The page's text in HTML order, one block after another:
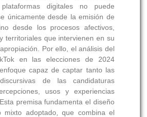
digitales no puede
únicamente desde la emisión de
desde los procesos afectivos,
territoriales que intervienen en su
Por ello, el análisis del
en las elecciones de 2024
capaz de captar tanto las
de las candidaturas
usos y experiencias
premisa fundamenta el diseño
mixto adoptado, que combina el